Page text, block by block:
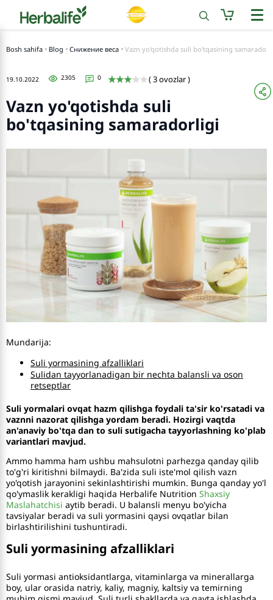
Bosh sahifa Blog Снижение веса Vazn yo'qotishda suli bo'tqasining
19.10.2022 2305 0 ( 3 ovozlar )
Vazn yo'qotishda suli
bo'tqasining samaradorligi
Mundarija:
Suli yormasining afzalliklari
Sulidan tayyorlanadigan bir nechta balansli va oson
retseptlar
Suli yormalari ovqat hazm qilishga foydali ta'sir ko'rsatadi va
vaznni nazorat qilishga yordam beradi. Hozirgi vaqtda
an'anaviy bo'tqa dan to suli sutigacha tayyorlashning ko'plab
variantlari mavjud.
Ammo hamma ham ushbu mahsulotni parhezga qanday qilib
to'g'ri kiritishni bilmaydi. Ba'zida suli iste'mol qilish vazn
yo'qotish jarayonini sekinlashtirishi mumkin. Bunga qanday yo'l
qo'ymaslik kerakligi haqida Herbalife Nutrition Shaxsiy
Maslahatchisi aytib beradi. U balansli menyu bo'yicha
tavsiyalar beradi va suli yormasini qaysi ovqatlar bilan
birlashtirilishini tushuntiradi.
Suli yormasining afzalliklari
Suli yormasi antioksidantlarga, vitaminlarga va minerallarga
boy, ular orasida natriy, kaliy, magniy, kaltsiy va temirning